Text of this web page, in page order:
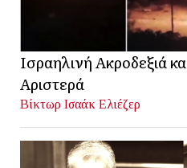
Ισραηλινή Ακροδεξιά
Αριστερά
Βίκτωρ Ισαάκ Ελιέζερ